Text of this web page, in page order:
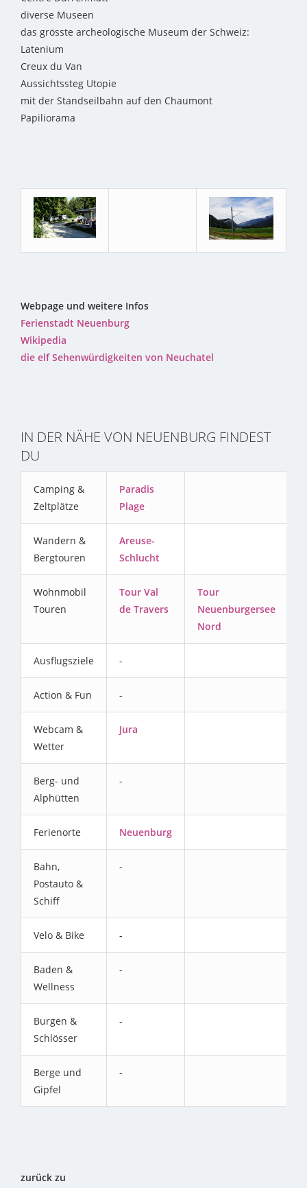
diverse Museen
das grösste archeologische Museum der Schweiz:
Latenium
Creux du Van
Aussichtssteg Utopie
mit der Standseilbahn auf den Chaumont
Papiliorama
Webpage und weitere Infos
Ferienstadt Neuenburg
Wikipedia
die elf Sehenwürdigkeiten von Neuchatel
IN DER NÄHE VON NEUENBURG FINDEST
DU
Camping &
Zeltplätze
Paradis
Plage
Wandern &
Bergtouren
Areuse-
Schlucht
Wohnmobil
Touren
Tour Val
de Travers
Tour
Neuenburgersee
Nord
Ausflugsziele -
Action & Fun -
Webcam &
Wetter
Jura
Berg- und
Alphütten
-
Ferienorte Neuenburg
Bahn,
Postauto &
Schiff
-
Velo & Bike -
Baden &
Wellness
-
Burgen &
Schlösser
-
Berge und
Gipfel
-
zurück zu